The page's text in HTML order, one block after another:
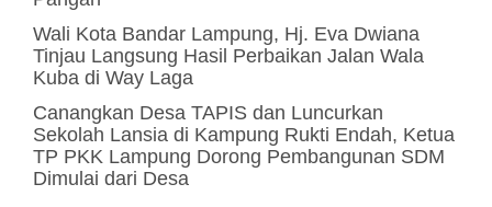
Wali Kota Bandar Lampung, Hj. Eva Dwiana
Tinjau Langsung Hasil Perbaikan Jalan Wala
Kuba di Way Laga
Canangkan Desa TAPIS dan Luncurkan
Sekolah Lansia di Kampung Rukti Endah, Ketua
TP PKK Lampung Dorong Pembangunan SDM
Dimulai dari Desa